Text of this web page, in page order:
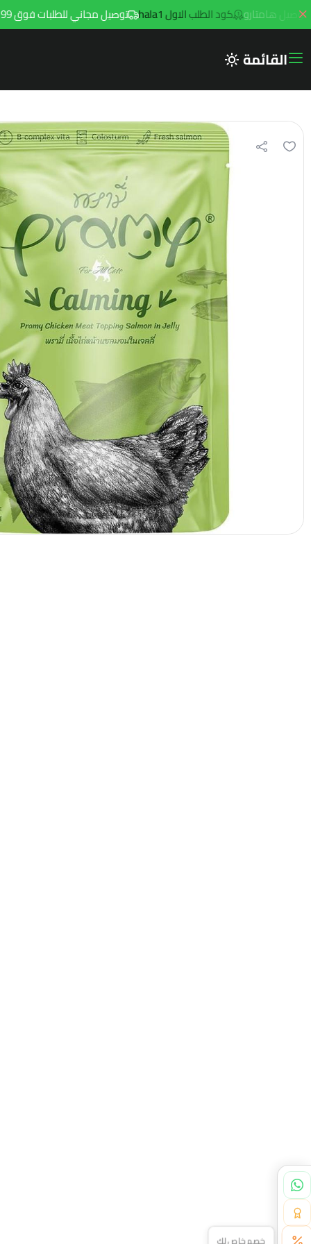
كود الطلب الاول hala1 توصيل مجاني للطلبات فوق 299ريال داخل مدينه الرياض مع توصيل هامتارو
القائمة